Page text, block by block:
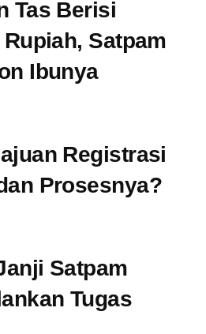
Tas Berisi
Satpam
Ibunya
Registrasi
Prosesnya?
Satpam
Tugas